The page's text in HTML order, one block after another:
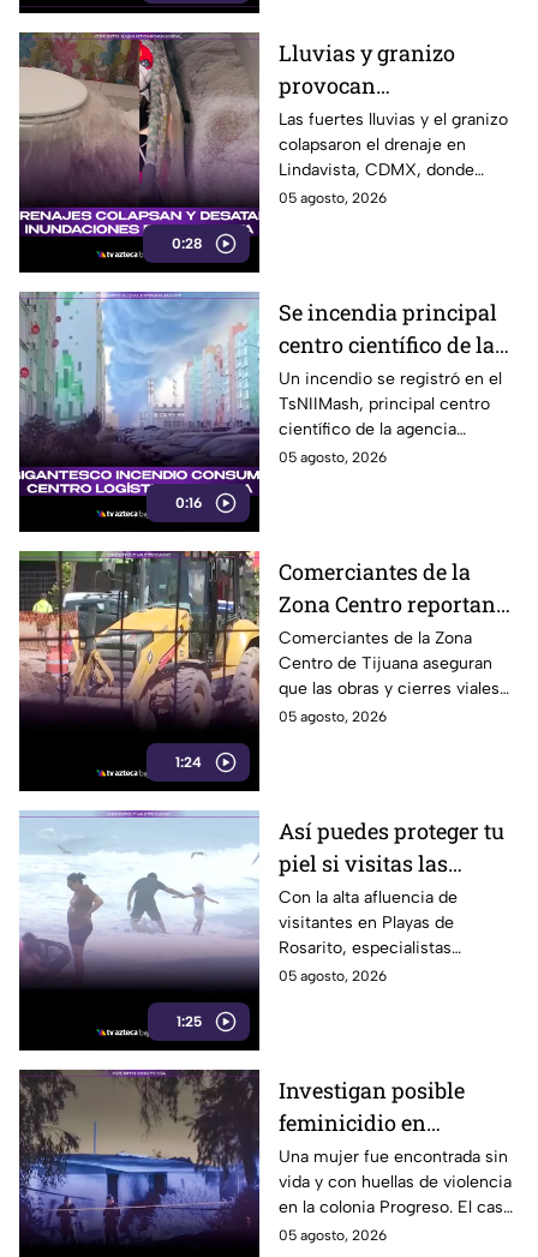
0:28
Lluvias y granizo
provocan
inundaciones en
Lindavista; agua brota
de los escusados
Las fuertes lluvias y el granizo
colapsaron el drenaje en
Lindavista, CDMX, donde
vecinos reportaron
05 agosto, 2026
0:16
Se incendia principal
centro científico de la
agencia espacial rusa
Roscosmos
Un incendio se registró en el
TsNIIMash, principal centro
científico de la agencia
espacial rusa Roscosmos. El
05 agosto, 2026
1:24
Comerciantes de la
Zona Centro reportan
caída de hasta 40% por
obras en avenida
Revolución
Comerciantes de la Zona
Centro de Tijuana aseguran
que las obras y cierres viales
en la avenida Revolución han
05 agosto, 2026
1:25
Así puedes proteger tu
piel si visitas las
playas de Rosarito
durante el verano
Con la alta afluencia de
visitantes en Playas de
Rosarito, especialistas
recomiendan reaplicar
05 agosto, 2026
Investigan posible
feminicidio en
Mexicali; hallan a una
mujer sin vida con
huellas de violencia
Una mujer fue encontrada sin
vida y con huellas de violencia
en la colonia Progreso. El caso
es investigado como un
05 agosto, 2026